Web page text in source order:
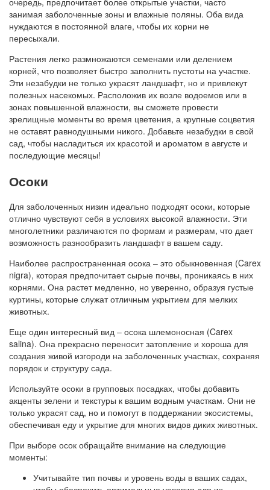
занимая заболоченные зоны и влажные поляны. Оба вида
нуждаются в постоянной влаге, чтобы их корни не
пересыхали.
Растения легко размножаются семенами или делением
корней, что позволяет быстро заполнить пустоты на участке.
Эти незабудки не только украсят ландшафт, но и привлекут
полезных насекомых. Расположив их возле водоемов или в
зонах повышенной влажности, вы сможете провести
зрелищные моменты во время цветения, а крупные соцветия
не оставят равнодушными никого. Добавьте незабудки в свой
сад, чтобы насладиться их красотой и ароматом в августе и
последующие месяцы!
Осоки
Для заболоченных низин идеально подходят осоки, которые
отлично чувствуют себя в условиях высокой влажности. Эти
многолетники различаются по формам и размерам, что дает
возможность разнообразить ландшафт в вашем саду.
Наиболее распространенная осока – это обыкновенная (Carex
nigra), которая предпочитает сырые почвы, проникаясь в них
корнями. Она растет медленно, но уверенно, образуя густые
куртины, которые служат отличным укрытием для мелких
животных.
Еще один интересный вид – осока шлемоносная (Carex
salina). Она прекрасно переносит затопление и хороша для
создания живой изгороди на заболоченных участках, сохраняя
порядок и структуру сада.
Используйте осоки в групповых посадках, чтобы добавить
акценты зелени и текстуры к вашим водным участкам. Они не
только украсят сад, но и помогут в поддержании экосистемы,
обеспечивая еду и укрытие для многих видов диких животных.
При выборе осок обращайте внимание на следующие
моменты:
Учитывайте тип почвы и уровень воды в ваших садах,